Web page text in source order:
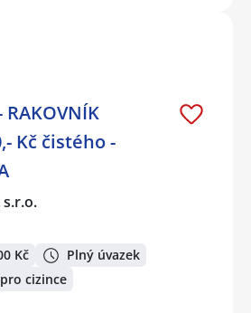
RAKOVNÍK
Kč čistého -
Kč
Plný úvazek
cizince